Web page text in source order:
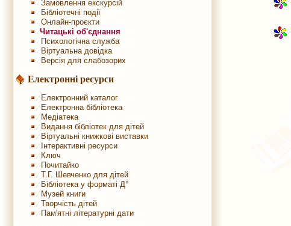
Замовлення екскурсій
Бібліотечні події
Онлайн-проєкти
Читацькі об'єднання
Психологічна служба
Віртуальна довідка
Версія для слабозорих
Електронні ресурси
Електронний каталог
Електронна бібліотека
Медіатека
Видання бібліотек для дітей
Віртуальні книжкові виставки
Інтерактивні ресурси
Ключ
Почитайко
Т.Г. Шевченко для дітей
Бібліотека у форматі Д°
Музей книги
Творчість дітей
Пам'ятні літературні дати